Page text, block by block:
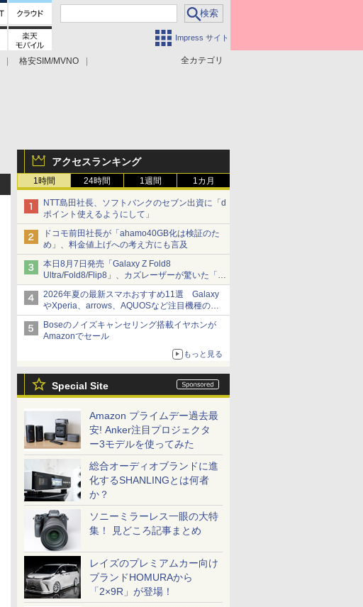
Impress サイト
全カテゴリ
格安SIM/MVNO
アクセスランキング
1時間 24時間 1週間 1カ月
NTT島田社長、ソフトバンクのセブン出資に「d
ポイント使えるようにして」
ドコモ前田社長が「ahamo40GB化は検証のた
め」、料金値上げへの考え方にも言及
本日8月7日発売「Galaxy Z Fold8
Ultra/Fold8/Flip8」、カズレーザーが驚いた「そ
ば屋のメニュー並みの薄さ」
2026年夏の最新スマホおすすめ11選 Galaxy
やXperia、arrows、AQUOSなど注目機種の特
徴は
Boseのノイズキャンセリング搭載イヤホンが
Amazonでセール
もっと見る
Special Site
Amazon プライムデー過去最
安! Anker注目プロジェクタ
ー3モデルを使ってみた
総合オーディオブランドに進
化するSHANLINGとは何者
か？
ソニーミラーレス一眼の大特
集！ 見どころ記事まとめ
レイズのプレミアムカー向け
ブランドHOMURAから
「2×9R」が登場！